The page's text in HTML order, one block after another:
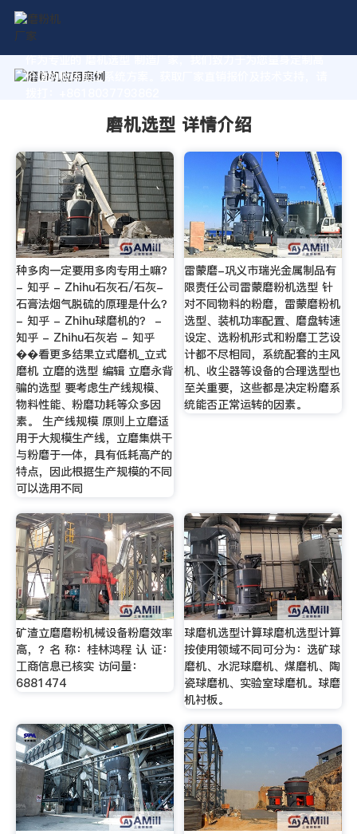
作为专业的 磨机选型 制造厂家，我们致力于为您量身定制高
价值的粉体加工系统方案。获取厂家直销报价及技术支持，请
磨机选型 详情介绍
种多肉一定要用多肉专用土嘛？
- 知乎 - Zhihu石灰石/石灰-
石膏法烟气脱硫的原理是什么？
- 知乎 - Zhihu球磨机的？ -
知乎 - Zhihu石灰岩 - 知乎
��看更多结果立式磨机_立式
磨机 立磨的选型 编辑 立磨永背
骗的选型 要考虑生产线规模、
物料性能、粉磨功耗等众多因
素。 生产线规模 原则上立磨适
用于大规模生产线，立磨集烘干
与粉磨于一体，具有低耗高产的
特点，因此根据生产规模的不同
可以选用不同
雷蒙磨-巩义市瑞光金属制品有
限责任公司雷蒙磨粉机选型 针
对不同物料的粉磨，雷蒙磨粉机
选型、装机功率配置、磨盘转速
设定、选粉机形式和粉磨工艺设
计都不尽相同，系统配套的主风
机、收尘器等设备的合理选型也
至关重要，这些都是决定粉磨系
统能否正常运转的因素。
矿渣立磨磨粉机械设备粉磨效率
高，？名 称：桂林鸿程 认 证：
工商信息已核实 访问量：
6881474
球磨机选型计算球磨机选型计算
按使用领域不同可分为：选矿球
磨机、水泥球磨机、煤磨机、陶
瓷球磨机、实验室球磨机。球磨
机衬板。